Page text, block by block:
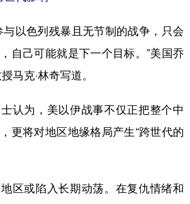
天津 河北 山西
河南 湖北 湖南
广西 海南 重庆
甘肃 青海 宁夏
以色列残暴且无节制的战争，只会
自己可能就是下一个目标。”美国乔
马克·林奇写道。
为，美以伊战事不仅正把整个中
更将对地区地缘格局产生“跨世代的
或陷入长期动荡。在复仇情绪和